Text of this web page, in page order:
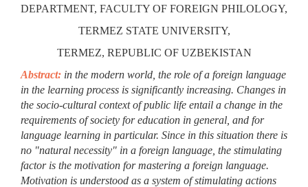
DEPARTMENT, FACULTY OF FOREIGN PHILOLOGY,
TERMEZ STATE UNIVERSITY,
TERMEZ, REPUBLIC OF UZBEKISTAN
Abstract: in the modern world, the role of a foreign language
in the learning process is significantly increasing. Changes in
the socio-cultural context of public life entail a change in the
requirements of society for education in general, and for
language learning in particular. Since in this situation there is
no "natural necessity" in a foreign language, the stimulating
factor is the motivation for mastering a foreign language.
Motivation is understood as a system of stimulating actions